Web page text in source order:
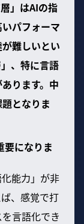
」はAIの指
パフォーマ
難しいとい
、特に言語
ります。中
となりま
要になりま
能力」が非
、感覚で打
言語化でき